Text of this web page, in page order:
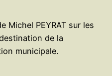
Michel PEYRAT sur les
de la
municipale.